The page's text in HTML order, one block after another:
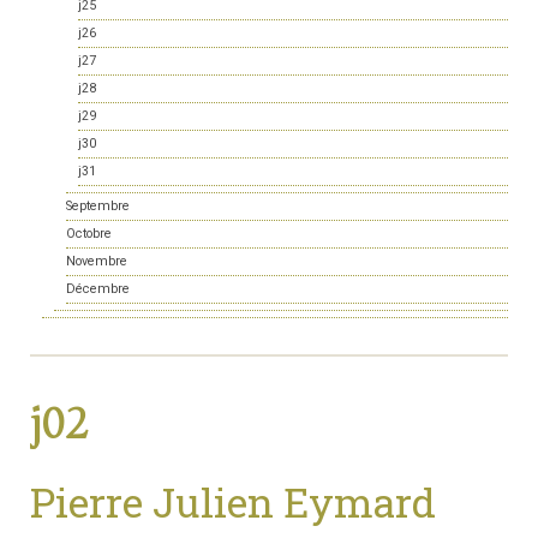
j25
j26
j27
j28
j29
j30
j31
Septembre
Octobre
Novembre
Décembre
j02
Pierre Julien Eymard